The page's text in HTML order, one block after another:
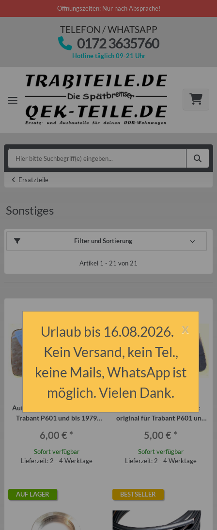
Öffnungszeiten: Nur nach Absprache!
TELEFON / WHATSAPP
0172 3635760
Hotline täglich 09-21 Uhr
Ersatzteile
Sonstiges
Filter und Sortierung
Artikel 1 - 21 von 21
Außenspiegelglas gewölbt für
Trabant P601 und bis 1979
6,00 € *
Sofort verfügbar
Lieferzeit: 2 - 4 Werktage
Außenspiegelglas gewölbt
original für Trabant P601 und
5,00 € *
Sofort verfügbar
Lieferzeit: 2 - 4 Werktage
AUF LAGER BESTSELLER
x
Urlaub bis 16.08.2026.
Kein Versand, kein Tel.,
keine Mails, WhatsApp ist
möglich. Vielen Dank.